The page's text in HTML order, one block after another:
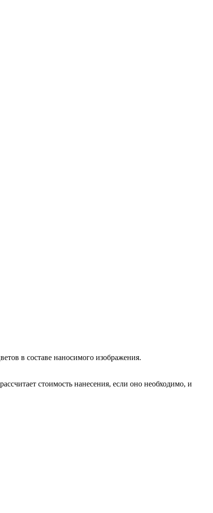
в составе наносимого изображения.
стоимость нанесения, если оно необходимо, и